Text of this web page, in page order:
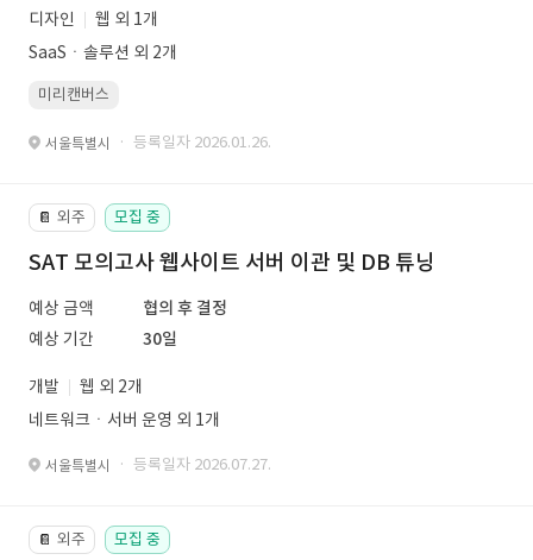
디자인
웹 외 1개
SaaSㆍ솔루션 외 2개
미리캔버스
서울특별시 · 등록일자 2026.01.26.
📔 외주 모집 중
SAT 모의고사 웹사이트 서버 이관 및 DB 튜닝
예상 금액
협의 후 결정
예상 기간
30일
개발
웹 외 2개
네트워크ㆍ서버 운영 외 1개
서울특별시 · 등록일자 2026.07.27.
📔 외주 모집 중